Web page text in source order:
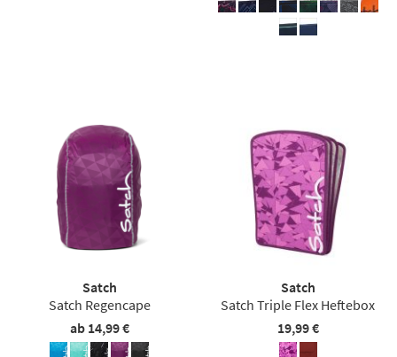
Satch
Satch Regencape
ab 14,99 €
Satch
Satch Triple Flex Heftebox
19,99 €